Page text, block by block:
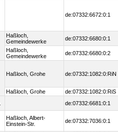
de:07332:6672:0:1
Haßloch,
Gemeindewerke
de:07332:6680:0:1
Haßloch,
Gemeindewerke
de:07332:6680:0:2
Haßloch, Grohe de:07332:1082:0:RiN
Haßloch, Grohe
de:07332:1082:0:RiS
de:07332:6681:0:1
Haßloch, Albert-
Einstein-Str.
de:07332:7036:0:1